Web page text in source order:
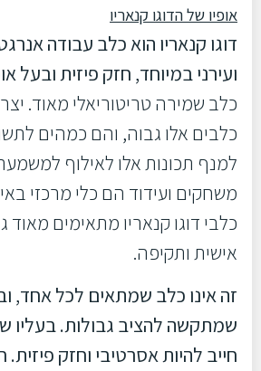
אופיו של הדוגו קנאריו
דוגו קנאריו הוא כלב עבודה
ועירני במיוחד, חזק פיזית ובעל
כלב שמירה טריטוריאלי מאוד.
כלבים אלו גבוה, והם כמהים
למנף תכונות אלו לאילוף
משחקים ועידוד הם כלי מרכזי
כלבי דוגו קנאריו מתאימים מאוד
אישית ותקיפה.
זה אינו כלב שמתאים לכל אחד,
שמתקשה להציב גבולות. בעליו של
חייב להיות אסרטיבי וחזק פיזית.